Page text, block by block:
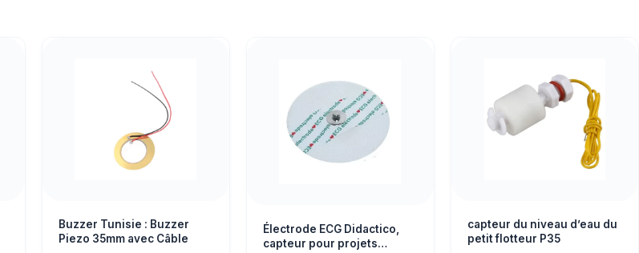
Buzzer Tunisie : Buzzer
Piezo 35mm avec Câble
Électrode ECG Didactico,
capteur pour projets
capteur du niveau d’eau du
petit flotteur P35